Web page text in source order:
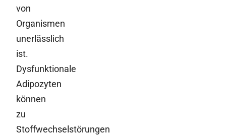
von
Organismen
unerlässlich
ist.
Dysfunktionale
Adipozyten
können
zu
Stoffwechselstörungen